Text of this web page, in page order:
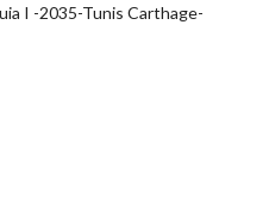
I -2035-Tunis Carthage-